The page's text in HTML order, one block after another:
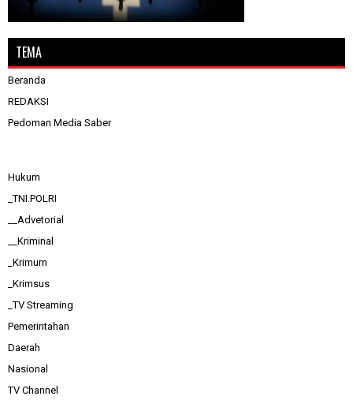
TEMA
Beranda
REDAKSI
Pedoman Media Saber
Hukum
_TNI.POLRI
__Advetorial
__Kriminal
_Krimum
_Krimsus
_TV Streaming
Pemerintahan
Daerah
Nasional
TV Channel